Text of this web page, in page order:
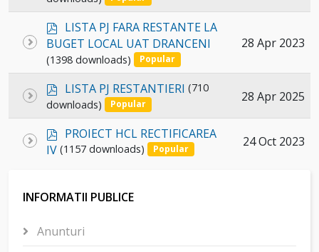
Select
p
d
f
LISTA PJ FARA RESTANTE LA
BUGET LOCAL UAT DRANCENI
(1398 downloads) Popular
28 Apr 2023
Select
item
p
d
LISTA PJ RESTANTIERI (710
downloads)
Popular
28 Apr 2025
Select
p
d
f
PROIECT HCL RECTIFICAREA
IV (1157 downloads) Popular 24 Oct 2023
INFORMATII PUBLICE
Anunturi